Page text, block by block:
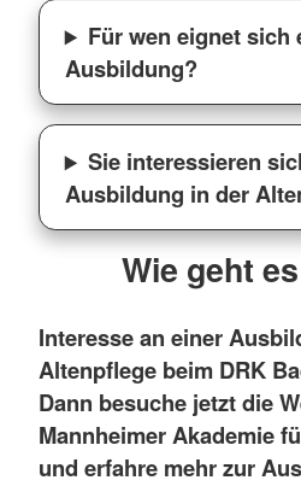
Für wen eignet sich
Ausbildung?
Sie interessieren
Ausbildung in der
Wie geht
Interesse an einer
Altenpflege beim DRK
Dann besuche jetzt die
Mannheimer Akademie
und erfahre mehr zur